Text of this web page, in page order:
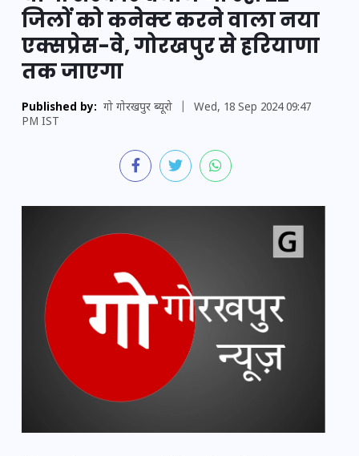
जिलों को कनेक्ट करने वाला नया
एक्सप्रेस-वे, गोरखपुर से हरियाणा
तक जाएगा
Published by: गो गोरखपुर ब्यूरो
Wed, 18 Sep 2024 09:47
PM IST